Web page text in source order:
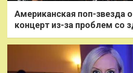
Американская поп-звезда
концерт из-за проблем со